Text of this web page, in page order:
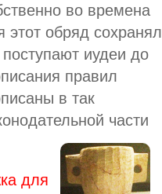
во времена
этот обряд сохранял
иудеи до
правил
в так
части
для